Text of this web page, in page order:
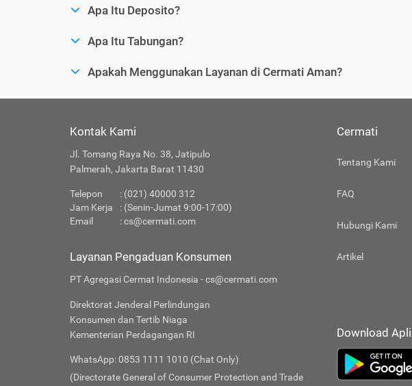
Apa Itu Deposito?
Apa Itu Tabungan?
Apakah Menggunakan Layanan di Cermati Aman?
Kontak Kami
Jl. Tomang Raya No. 38, Jatipulo
Palmerah, Jakarta Barat 11430
Telepon
: (021) 40000 312
Jam Kerja
: (Senin-Jumat 9:00-17:00)
Email
:cs@cermati.com
Layanan Pengaduan Konsumen
PT Agregasi Cermat Indonesia - cs@cermati.com
Direktorat Jenderal Perlindungan
Konsumen dan Tertib Niaga
Kementerian Perdagangan RI
WhatsApp: 0853 1111 1010 (Chat Only)
(Directorate General of Consumer Protection and Trade
Cermati
Tentang Kami
FAQ
Hubungi Kami
Artikel
Download